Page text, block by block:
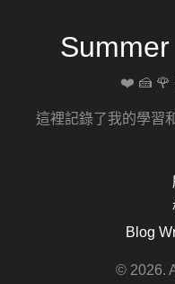
❤️ 🍰 🌹
這裡記錄了我的學習
Blog
© 2026.